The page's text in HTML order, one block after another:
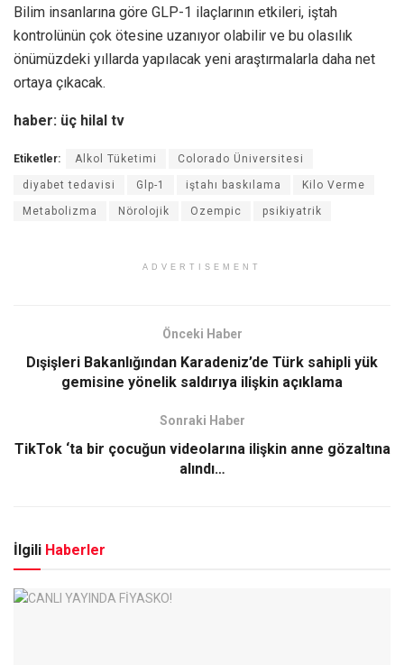
Bilim insanlarına göre GLP-1 ilaçlarının etkileri, iştah
kontrolünün çok ötesine uzanıyor olabilir ve bu olasılık
önümüzdeki yıllarda yapılacak yeni araştırmalarla daha net
ortaya çıkacak.
haber: üç hilal tv
Etiketler: Alkol Tüketimi Colorado Üniversitesi
diyabet tedavisi Glp-1 iştahı baskılama Kilo Verme
Metabolizma Nörolojik Ozempic psikiyatrik
ADVERTISEMENT
Önceki Haber
Dışişleri Bakanlığından Karadeniz’de Türk sahipli yük
gemisine yönelik saldırıya ilişkin açıklama
Sonraki Haber
TikTok ‘ta bir çocuğun videolarına ilişkin anne gözaltına
alındı…
İlgili Haberler